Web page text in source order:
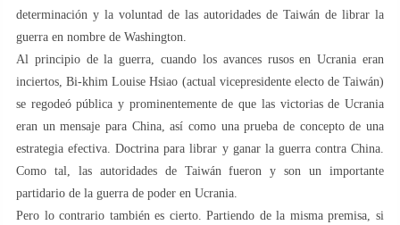
determinación y la voluntad de las autoridades de Taiwán de librar la
guerra en nombre de Washington.
Al principio de la guerra, cuando los avances rusos en Ucrania eran
inciertos, Bi-khim Louise Hsiao (actual vicepresidente electo de Taiwán)
se regodeó pública y prominentemente de que las victorias de Ucrania
eran un mensaje para China, así como una prueba de concepto de una
estrategia efectiva. Doctrina para librar y ganar la guerra contra China.
Como tal, las autoridades de Taiwán fueron y son un importante
partidario de la guerra de poder en Ucrania.
Pero lo contrario también es cierto. Partiendo de la misma premisa, si